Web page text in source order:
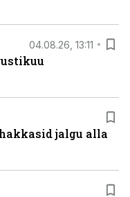
04.08.26, 13:11
jalgu alla